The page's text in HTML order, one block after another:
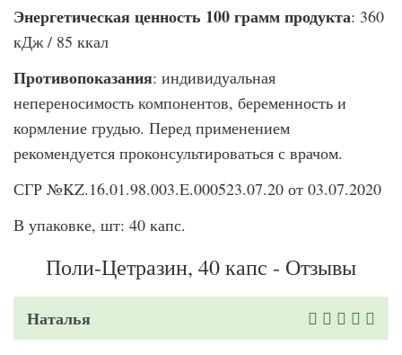
Энергетическая ценность 100 грамм продукта: 360
кДж / 85 ккал
Противопоказания: индивидуальная
непереносимость компонентов, беременность и
кормление грудью. Перед применением
рекомендуется проконсультироваться с врачом.
СГР №KZ.16.01.98.003.E.000523.07.20 от 03.07.2020
В упаковке, шт: 40 капс.
Поли-Цетразин, 40 капс - Отзывы
Наталья